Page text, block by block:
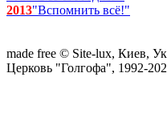
2013"Вспомнить всё!"
made free © Site-lux, Киев,
Церковь "Голгофа", 1992-